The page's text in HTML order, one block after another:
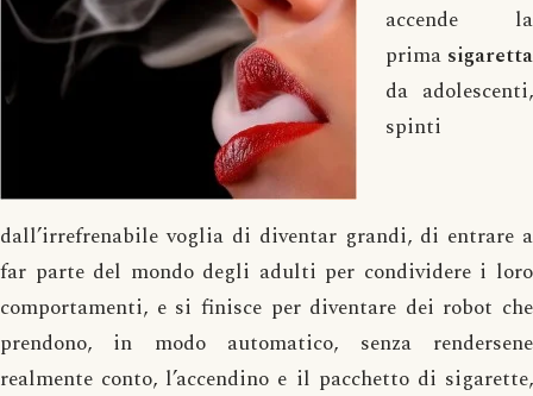
accende la
prima sigaretta
da adolescenti,
spinti
dall’irrefrenabile voglia di diventar grandi, di entrare a
far parte del mondo degli adulti per condividere i loro
comportamenti, e si finisce per diventare dei robot che
prendono, in modo automatico, senza rendersene
realmente conto, l’accendino e il pacchetto di sigarette,